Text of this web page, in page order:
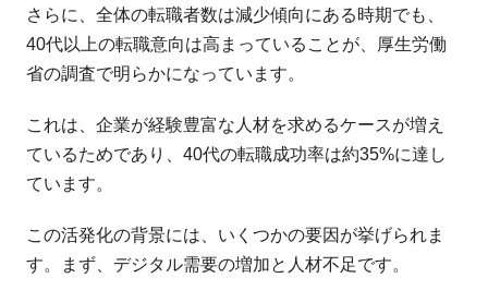
さらに、全体の転職者数は減少傾向にある時期でも、
40代以上の転職意向は高まっていることが、厚生労働
省の調査で明らかになっています。
これは、企業が経験豊富な人材を求めるケースが増え
ているためであり、40代の転職成功率は約35%に達し
ています。
この活発化の背景には、いくつかの要因が挙げられま
す。まず、デジタル需要の増加と人材不足です。